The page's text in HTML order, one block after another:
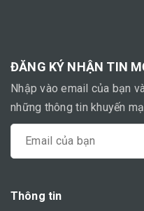
ĐĂNG KÝ NHẬN TIN
Nhập vào email của bạn
những thông tin khuyến
Thông tin